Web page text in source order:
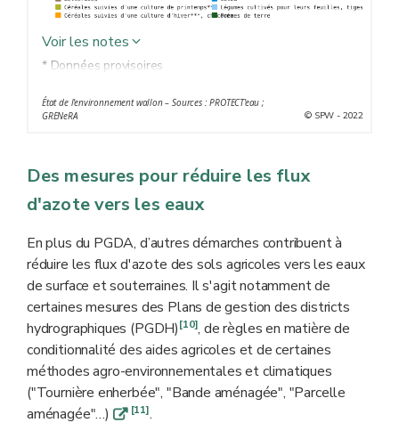
Voir les notes
* Données provisoires
intermédiaire piège à nitrate (CIPAN) entre la culture
*** Culture implantée en automne (froment d’hiver, orge
État de l'environnement wallon – Sources : PROTECT'eau ;
GRENeRA
© SPW - 2022
Des mesures pour réduire les flux
d'azote vers les eaux
En plus du PGDA, d’autres démarches contribuent à
réduire les flux d'azote des sols agricoles vers les eaux
de surface et souterraines. Il s'agit notamment de
certaines mesures des Plans de gestion des districts
hydrographiques (PGDH)[10], de règles en matière de
conditionnalité des aides agricoles et de certaines
méthodes agro-environnementales et climatiques
("Tournière enherbée", "Bande aménagée", "Parcelle
aménagée"…) q [11].